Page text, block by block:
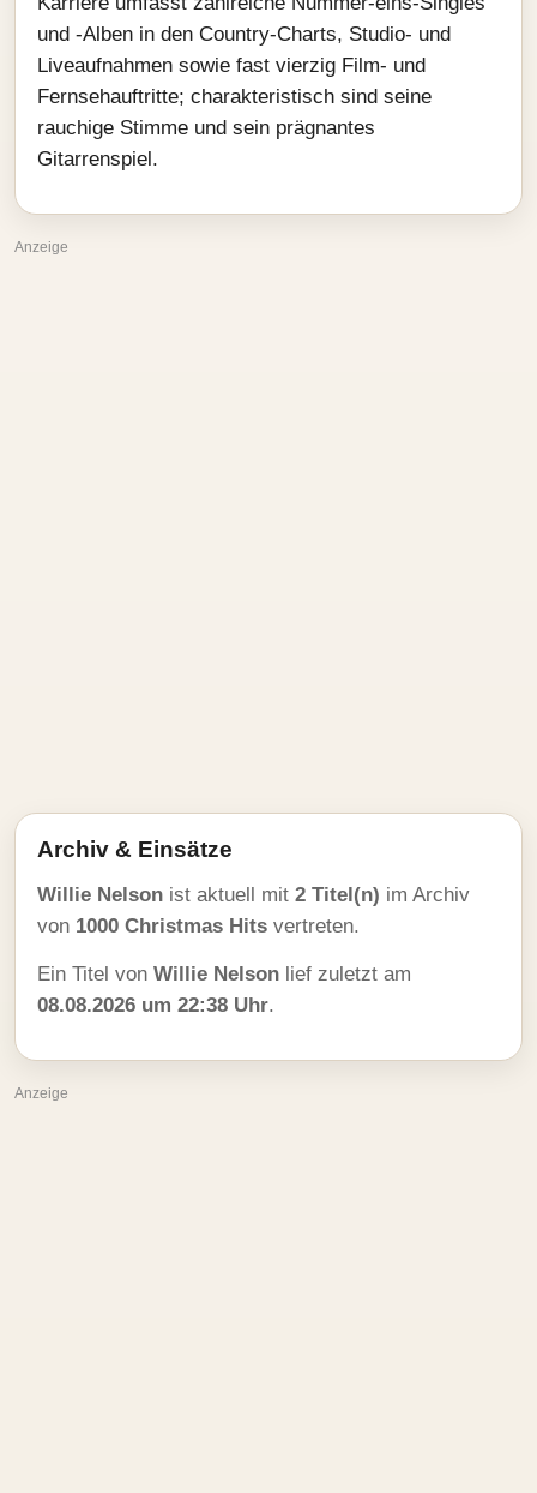
und -Alben in den Country-Charts, Studio- und
Liveaufnahmen sowie fast vierzig Film- und
Fernsehauftritte; charakteristisch sind seine
rauchige Stimme und sein prägnantes
Gitarrenspiel.
Anzeige
Archiv & Einsätze
Willie Nelson ist aktuell mit 2 Titel(n) im Archiv
von 1000 Christmas Hits vertreten.
Ein Titel von Willie Nelson lief zuletzt am
08.08.2026 um 22:38 Uhr.
Anzeige